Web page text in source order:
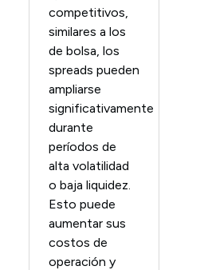
competitivos,
similares a los
de bolsa, los
spreads pueden
ampliarse
significativamente
durante
períodos de
alta volatilidad
o baja liquidez.
Esto puede
aumentar sus
costos de
operación y